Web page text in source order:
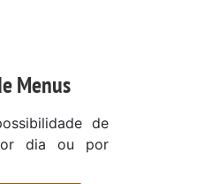
Menus
de
dia ou por